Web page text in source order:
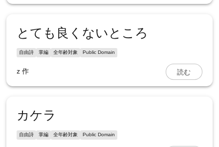
とても良くないところ
自由詩 掌編 全年齢対象 Public Domain
z 作 読む
カケラ
自由詩 掌編 全年齢対象 Public Domain